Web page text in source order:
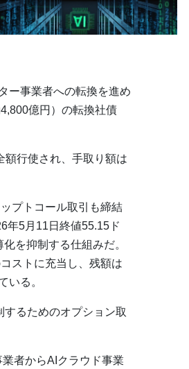
ー事業者への転換を進め
億円）の転換社債
額行使され、手取り額は
プトコール取引も締結
年5月11日終値55.15ド
を抑制する仕組みだ。
ストに充当し、残額は
いる。
るためのオプション取
者からAIクラウド事業